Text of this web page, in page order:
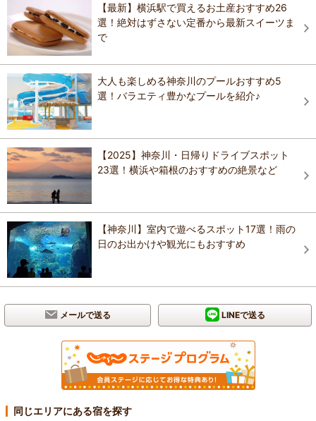
【最新】横浜駅で買えるお土産おすすめ26
選！絶対はずさない定番から最新スイーツま
で
大人も楽しめる神奈川のプールおすすめ5
選！バラエティ豊かなプールを紹介♪
【2025】神奈川・日帰りドライブスポット
23選！横浜や箱根のおすすめの絶景など
【神奈川】室内で遊べるスポット17選！雨の
日のお出かけや観光にもおすすめ
メールで送る LINEで送る
同じエリアにある宿を探す